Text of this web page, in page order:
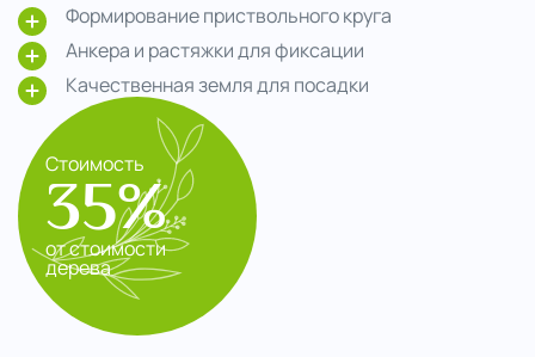
Формирование приствольного круга
Анкера и растяжки для фиксации
Качественная земля для посадки
Стоимость
35%
от стоимости
дерева